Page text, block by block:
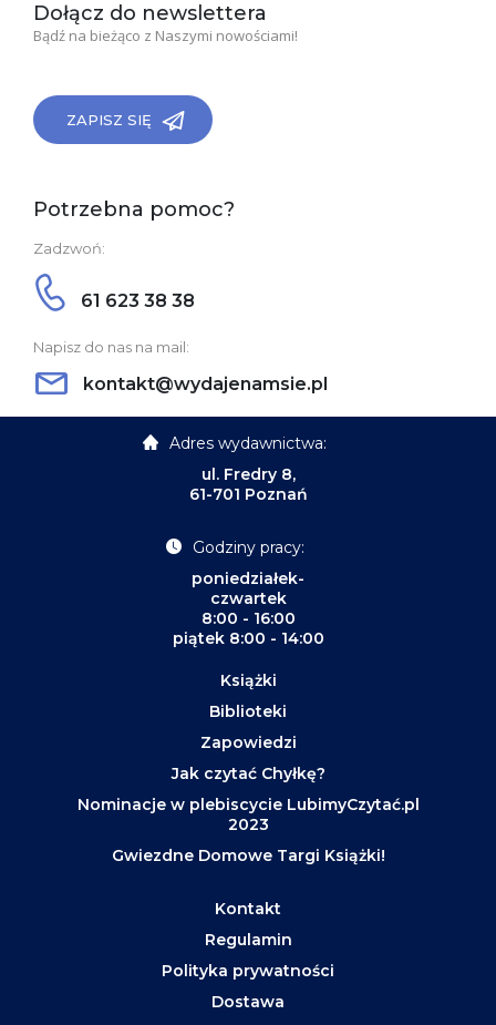
Dołącz do newslettera
Bądź na bieżąco z Naszymi nowościami!
ZAPISZ SIĘ
Potrzebna pomoc?
Zadzwoń:
61 623 38 38
Napisz do nas na mail:
kontakt@wydajenamsie.pl
Adres wydawnictwa:
ul. Fredry 8,
61-701 Poznań
Godziny pracy:
poniedziałek-
czwartek
8:00 - 16:00
piątek 8:00 - 14:00
Książki
Biblioteki
Zapowiedzi
Jak czytać Chyłkę?
Nominacje w plebiscycie LubimyCzytać.pl
2023
Gwiezdne Domowe Targi Książki!
Kontakt
Regulamin
Polityka prywatności
Dostawa